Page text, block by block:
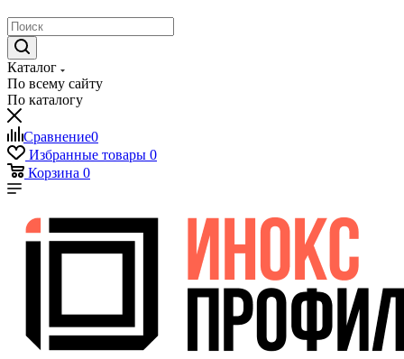
Каталог
По всему сайту
По каталогу
Сравнение0
Избранные товары 0
Корзина 0